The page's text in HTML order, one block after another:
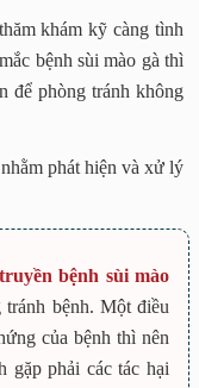
khám kỹ càng tình
bệnh sùi mào gà thì
để phòng tránh không
phát hiện và xử lý
bệnh sùi mào
bệnh. Một điều
của bệnh thì nên
gặp phải các tác hại